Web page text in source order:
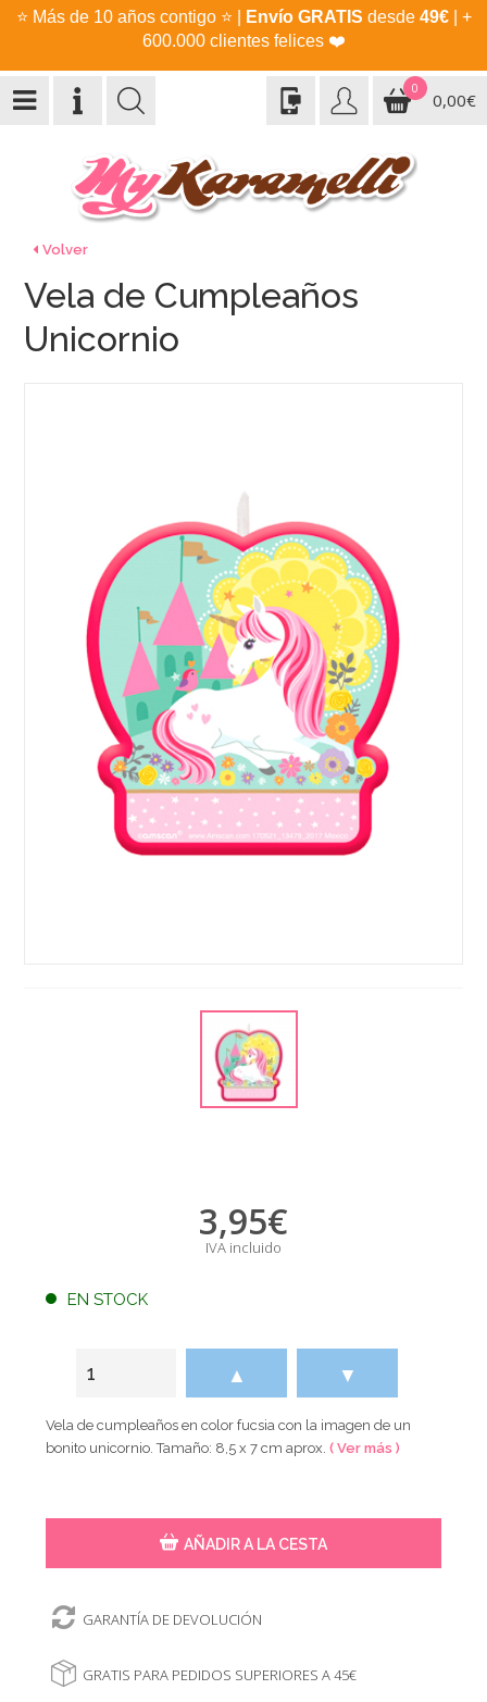
⭐ Más de 10 años contigo ⭐ Envío GRATIS desde 49€| +
600.000 clientes felices ❤️
0
0,00€
Volver
Vela de Cumpleaños
Unicornio
3,95€
IVA incluido
EN STOCK
▲ ▼
Vela de cumpleaños en color fucsia con la imagen de un
bonito unicornio. Tamaño: 8,5 x 7 cm aprox.( Ver más )
AÑADIR A LA CESTA
GARANTÍA DE DEVOLUCIÓN
GRATIS PARA PEDIDOS SUPERIORES A 45€